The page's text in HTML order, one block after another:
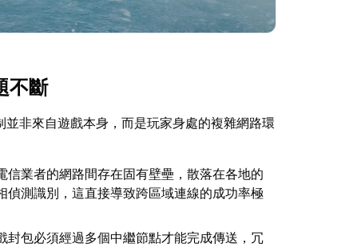
不斷
非來自遊戲本身，而是玩家身處的複雜網路環
信業者的網路間存在固有壁壘，散落在各地的
測識別，這直接導致跨區域連線的成功率極
封包必須經過多個中繼節點才能完成傳送，冗